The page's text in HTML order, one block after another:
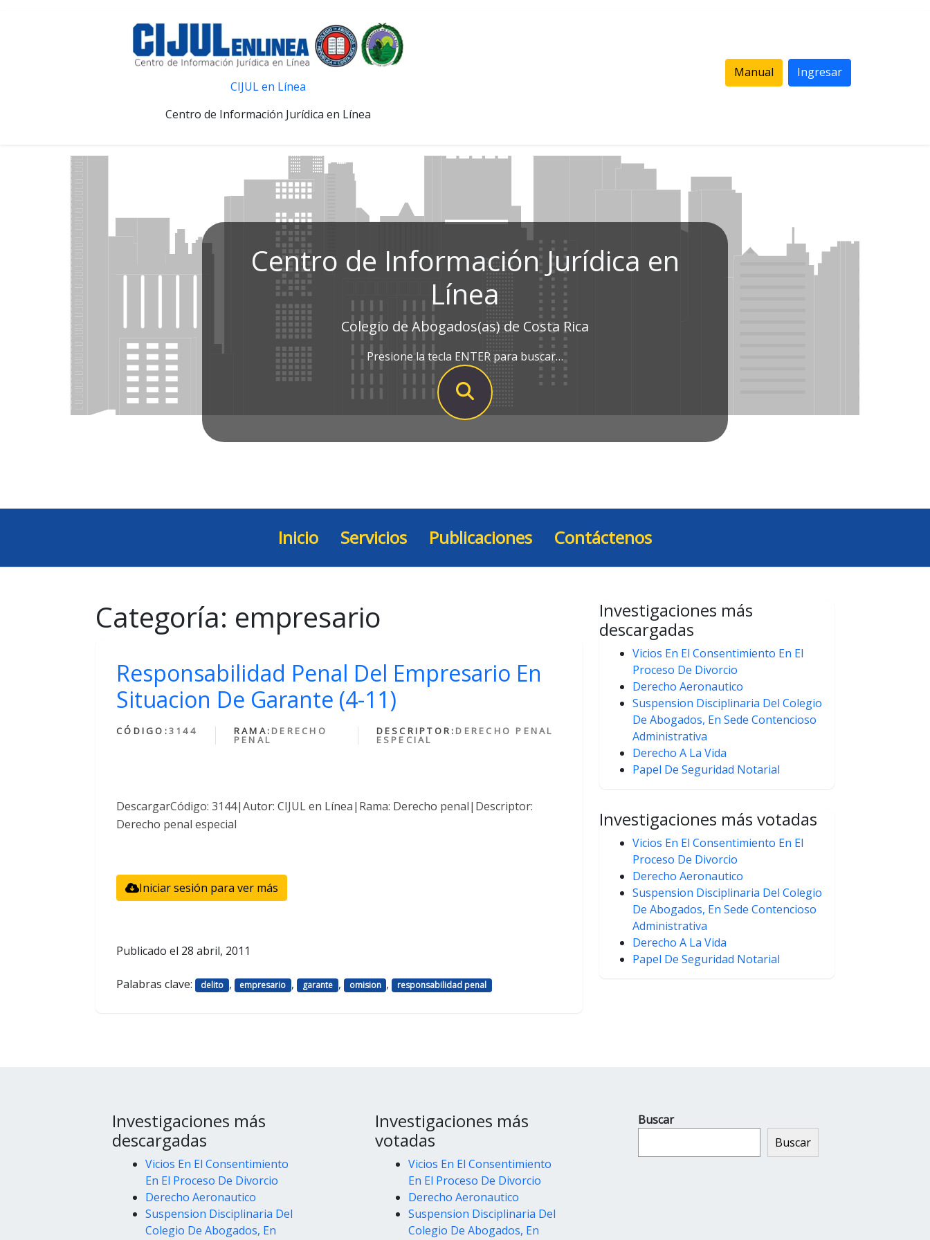
CIJUL en Línea
Centro de Información Jurídica en Línea
Manual Ingresar
Centro de Información Jurídica en
Línea
Colegio de Abogados(as) de Costa Rica
Presione la tecla ENTER para buscar…
Inicio Servicios Publicaciones Contáctenos
Categoría: empresario
Responsabilidad Penal Del Empresario En
Situacion De Garante (4-11)
CÓDIGO:3144 RAMA: DERECHO
PENAL
DESCRIPTOR: DERECHO PENAL
ESPECIAL
DescargarCódigo: 3144|Autor: CIJUL en Línea|Rama: Derecho penal|Descriptor:
Derecho penal especial
Iniciar sesión para ver más
Publicado el 28 abril, 2011
Palabras clave: delito , empresario , garante , omision , responsabilidad penal
Investigaciones más
descargadas
Vicios En El Consentimiento En El
Proceso De Divorcio
Derecho Aeronautico
Suspension Disciplinaria Del Colegio
De Abogados, En Sede Contencioso
Administrativa
Derecho A La Vida
Papel De Seguridad Notarial
Investigaciones más votadas
Vicios En El Consentimiento En El
Proceso De Divorcio
Derecho Aeronautico
Suspension Disciplinaria Del Colegio
De Abogados, En Sede Contencioso
Administrativa
Derecho A La Vida
Papel De Seguridad Notarial
Investigaciones más
descargadas
Vicios En El Consentimiento
En El Proceso De Divorcio
Derecho Aeronautico
Suspension Disciplinaria Del
Colegio De Abogados, En
Investigaciones más
votadas
Vicios En El Consentimiento
En El Proceso De Divorcio
Derecho Aeronautico
Suspension Disciplinaria Del
Colegio De Abogados, En
Buscar
Buscar